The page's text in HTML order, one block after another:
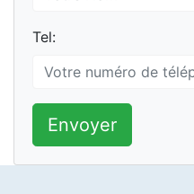
Tel:
Envoyer